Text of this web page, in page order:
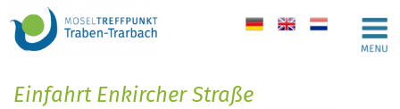
de en nl
Einfahrt Enkircher Straße